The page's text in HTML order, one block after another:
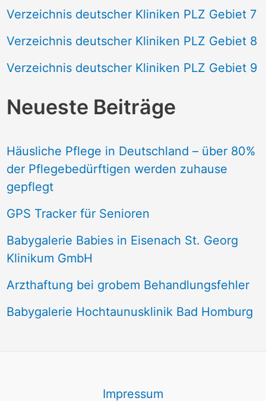
Verzeichnis deutscher Kliniken PLZ Gebiet 7
Verzeichnis deutscher Kliniken PLZ Gebiet 8
Verzeichnis deutscher Kliniken PLZ Gebiet 9
Neueste Beiträge
Häusliche Pflege in Deutschland – über 80%
der Pflegebedürftigen werden zuhause
gepflegt
GPS Tracker für Senioren
Babygalerie Babies in Eisenach St. Georg
Klinikum GmbH
Arzthaftung bei grobem Behandlungsfehler
Babygalerie Hochtaunusklinik Bad Homburg
Impressum